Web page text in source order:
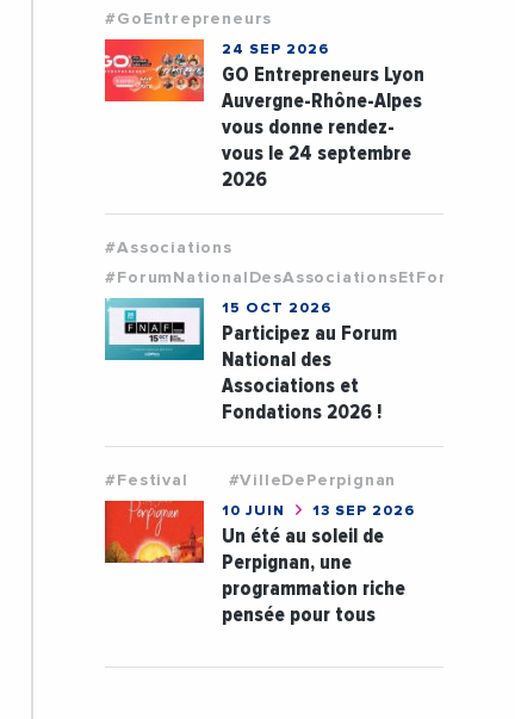
#GoEntrepreneurs
24 SEP 2026
GO Entrepreneurs Lyon
Auvergne-Rhône-Alpes
vous donne rendez-
vous le 24 septembre
2026
#Associations
15 OCT 2026
Participez au Forum
National des
Associations et
Fondations 2026 !
#Festival #VilleDePerpignan
10 JUIN 13 SEP 2026
Un été au soleil de
Perpignan, une
programmation riche
pensée pour tous